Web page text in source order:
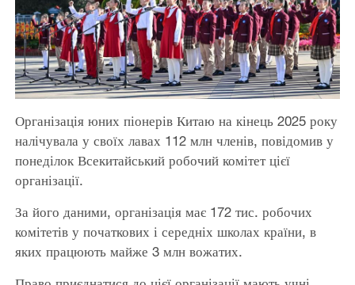
Організація юних піонерів Китаю на кінець 2025 року
налічувала у своїх лавах 112 млн членів, повідомив у
понеділок Всекитайський робочий комітет цієї
організації.
За його даними, організація має 172 тис. робочих
комітетів у початкових і середніх школах країни, в
яких працюють майже 3 млн вожатих.